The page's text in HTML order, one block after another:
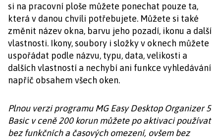
si na pracovní ploše můžete ponechat pouze ta,
která v danou chvíli potřebujete. Můžete si také
změnit název okna, barvu jeho pozadí, ikonu a další
vlastnosti. Ikony, soubory i složky v oknech můžete
uspořádat podle názvu, typu, data, velikosti a
dalších vlastností a nechybí ani funkce vyhledávání
napříč obsahem všech oken.
Plnou verzi programu MG Easy Desktop Organizer 5
Basic v ceně 200 korun můžete po aktivaci používat
bez funkčních a časových omezení, ovšem bez